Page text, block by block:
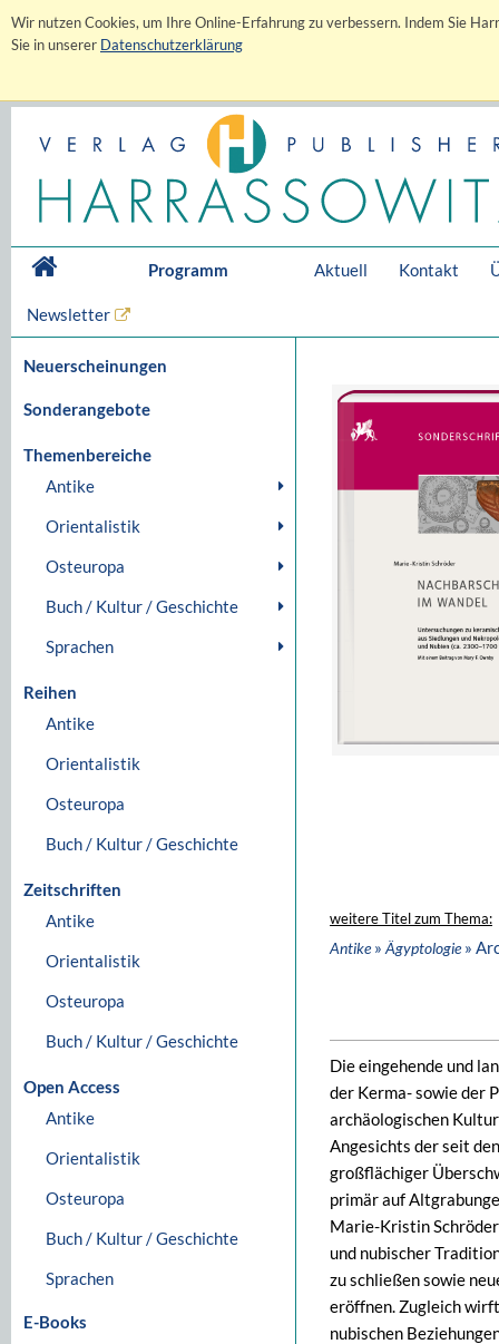
Wir nutzen Cookies, um Ihre Online-Erfahrung zu verbessern. Indem Sie
Sie in unserer Datenschutzerklärung
Programm Aktuell Kontakt
Newsletter
Neuerscheinungen
Sonderangebote
Themenbereiche
Antike
Orientalistik
Osteuropa
Buch / Kultur / Geschichte
Sprachen
Reihen
Antike
Orientalistik
Osteuropa
Buch / Kultur / Geschichte
Zeitschriften
Antike
Orientalistik
Osteuropa
Buch / Kultur / Geschichte
Open Access
Antike
Orientalistik
Osteuropa
Buch / Kultur / Geschichte
Sprachen
E-Books
weitere Titel zum Thema:
Antike» Ägyptologie»
Die eingehende und
der Kerma- sowie der
archäologischen
Angesichts der seit
großflächiger
primär auf
Marie-Kristin
und nubischer
zu schließen sowie
eröffnen. Zugleich
nubischen